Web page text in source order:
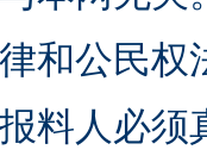
和公民
料人必